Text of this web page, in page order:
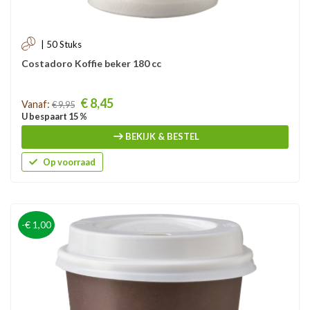
| 50 Stuks
Costadoro Koffie beker 180 cc
Prijs
Vanaf: € 9,95 € 8,45
U bespaart 15 %
BEKIJK & BESTEL
Op voorraad
-€ 1,00